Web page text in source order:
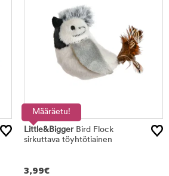
Määräetu!
Little&BiggerBird Flock
sirkuttava töyhtötiainen
3,99€